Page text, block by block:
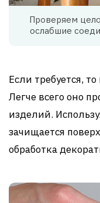
Проверяем
ослабшие
Если требуется,
Легче всего оно
изделий.
зачищается
обработка